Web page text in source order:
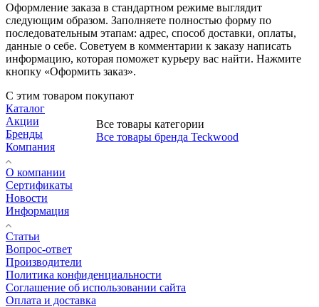
Оформление заказа в стандартном режиме выглядит
следующим образом. Заполняете полностью форму по
последовательным этапам: адрес, способ доставки, оплаты,
данные о себе. Советуем в комментарии к заказу написать
информацию, которая поможет курьеру вас найти. Нажмите
кнопку «Оформить заказ».
С этим товаром покупают
Все товары категории
Все товары бренда Teckwood
Каталог
Акции
Бренды
Компания
О компании
Сертификаты
Новости
Информация
Статьи
Вопрос-ответ
Производители
Политика конфиденциальности
Соглашение об использовании сайта
Оплата и доставка